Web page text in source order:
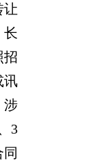
让
长
招
讯
涉
3